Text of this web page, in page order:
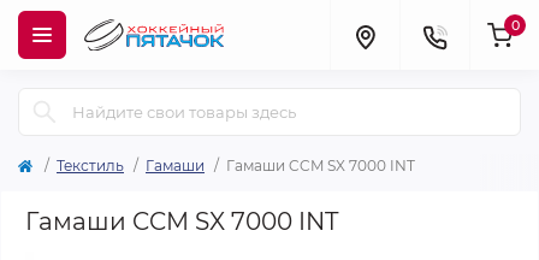
0
Текстиль Гамаши Гамаши CCM SX 7000 INT
Гамаши CCM SX 7000 INT